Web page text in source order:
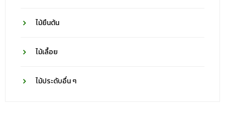
ไม้ยืนต้น
ไม้เลื้อย
ไม้ประดับอื่น ๆ